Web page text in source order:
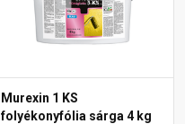
Murexin 1 KS
folyékonyfólia sárga 4 kg